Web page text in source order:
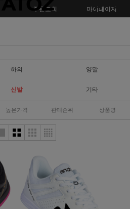
주문조회 마이페이지
하의 양말
신발 기타
높은가격 판매순위 상품명